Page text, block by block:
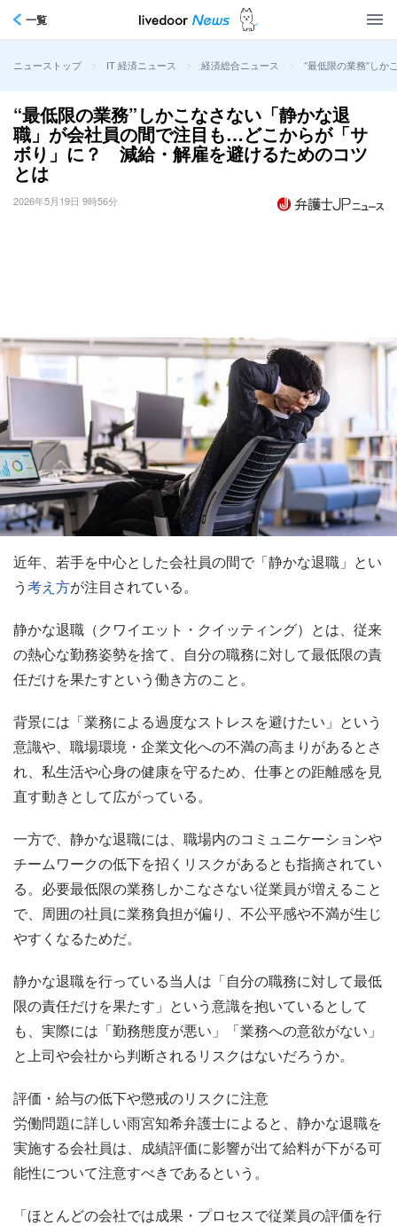
一覧
ニューストップ > IT 経済ニュース > 経済総合ニュース > “最低限の業務”し
“最低限の業務”しかこなさない「静かな退
職」が会社員の間で注目も…どこからが「サ
ボり」に？ 減給・解雇を避けるためのコツ
とは
2026年5月19日 9時56分
近年、若手を中心とした会社員の間で「静かな退職」とい
う考え方が注目されている。
静かな退職（クワイエット・クイッティング）とは、従来
の熱心な勤務姿勢を捨て、自分の職務に対して最低限の責
任だけを果たすという働き方のこと。
背景には「業務による過度なストレスを避けたい」という
意識や、職場環境・企業文化への不満の高まりがあるとさ
れ、私生活や心身の健康を守るため、仕事との距離感を見
直す動きとして広がっている。
一方で、静かな退職には、職場内のコミュニケーションや
チームワークの低下を招くリスクがあるとも指摘されてい
る。必要最低限の業務しかこなさない従業員が増えること
で、周囲の社員に業務負担が偏り、不公平感や不満が生じ
やすくなるためだ。
静かな退職を行っている当人は「自分の職務に対して最低
限の責任だけを果たす」という意識を抱いているとして
も、実際には「勤務態度が悪い」「業務への意欲がない」
と上司や会社から判断されるリスクはないだろうか。
評価・給与の低下や懲戒のリスクに注意
労働問題に詳しい雨宮知希弁護士によると、静かな退職を
実施する会社員は、成績評価に影響が出て給料が下がる可
能性について注意すべきであるという。
「ほとんどの会社では成果・プロセスで従業員の評価を行